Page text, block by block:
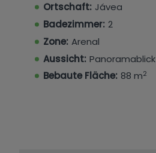
Ortschaft: Jávea
Badezimmer: 2
Zone: Arenal
Aussicht: Panoramablick
Bebaute Fläche: 88 m2